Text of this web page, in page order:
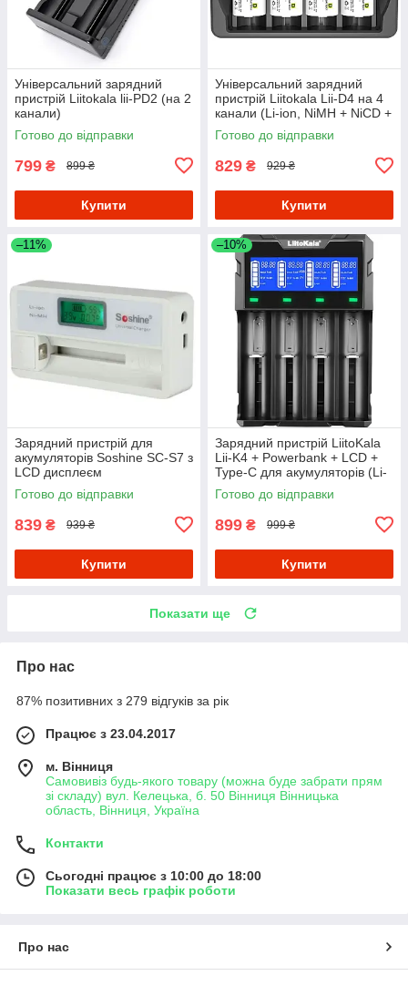
Універсальний зарядний
пристрій Liitokala lii-PD2 (на 2
канали)
Готово до відправки
799 ₴ 899 ₴
Купити
Універсальний зарядний
пристрій Liitokala Lii-D4 на 4
канали (Li-ion, NiMH + NiCD +
крона) Type-C
Готово до відправки
829 ₴ 929 ₴
Купити
–11%
Зарядний пристрій для
акумуляторів Soshine SC-S7 з
LCD дисплеєм
Готово до відправки
839 ₴ 939 ₴
Купити
–10%
Зарядний пристрій LiitoKala
Lii-K4 + Powerbank + LCD +
Type-C для акумуляторів (Li-
ion IMR LiFe NiMH/CD) на 4
канали
Готово до відправки
899 ₴ 999 ₴
Купити
Показати ще
Про нас
87% позитивних з 279 відгуків за рік
Працює з 23.04.2017
м. Вінниця
Самовивіз будь-якого товару (можна буде забрати прям
зі складу) вул. Келецька, б. 50 Вінниця Вінницька
область, Вінниця, Україна
Контакти
Сьогодні працює з 10:00 до 18:00
Показати весь графік роботи
Про нас